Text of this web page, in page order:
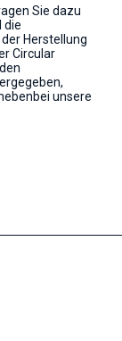
Sie dazu
die
Herstellung
Circular
unsere